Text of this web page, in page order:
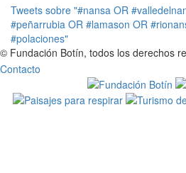
Tweets sobre "#nansa OR
#peñarrubia OR #lamason OR
#polaciones"
© Fundación Botín, todos los derechos
Contacto